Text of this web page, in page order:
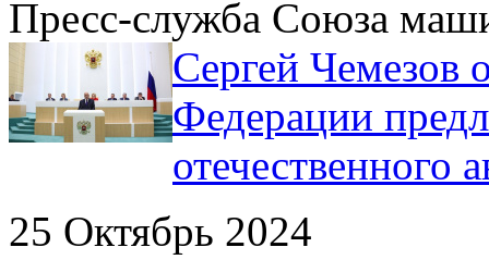
Пресс-служба Союза
Сергей Чемезов
Федерации
отечественного
25 Октябрь 2024